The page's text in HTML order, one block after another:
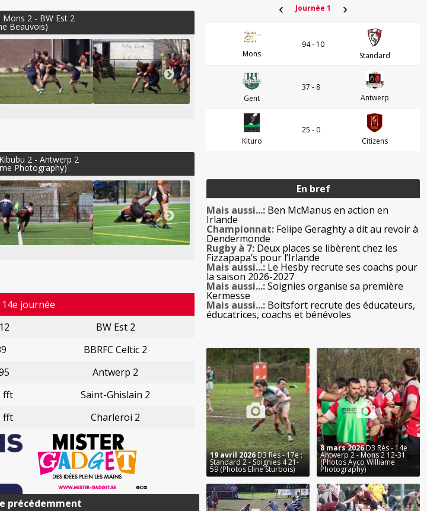
2 - BW Est 2
Beauvois)
2 - Antwerp 2
Photography)
14e journée
BW Est 2
BBRFC Celtic 2
Antwerp 2
fft
Saint-Ghislain 2
fft Charleroi 2
précédemment
‹ Journée 1 ›
Mons
94 - 10
Standard
Gent
37 - 8
Antwerp
Kituro
25 - 0
Citizens
En bref
Mais aussi...: Ben McManus en action en
Irlande
Championnat: Felipe Geraghty a dit au revoir à
Dendermonde
Rugby à 7: Deux places se libèrent chez les
Fizzapapa’s pour l’Irlande
Mais aussi...: Le Hesby recrute ses coachs pour
la saison 2026-2027
Mais aussi...:Soignies organise sa première
Kermesse
Mais aussi...: Boitsfort recrute des éducateurs,
éducatrices, coachs et bénévoles
19 avril 2026D3 Rés - 17e :
Standard 2 - Soignies 4 21-
59 (Photos Eline Sturbois)
8 mars 2026D3 Rés - 14e :
Antwerp 2 - Mons 2 12-31
(Photos Ayco Williame
Photography)